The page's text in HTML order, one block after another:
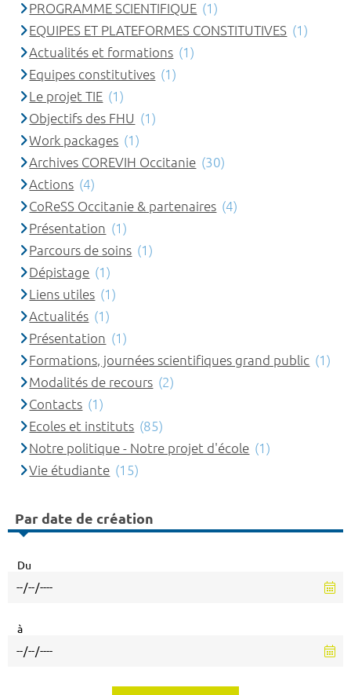
PROGRAMME SCIENTIFIQUE (1)
EQUIPES ET PLATEFORMES CONSTITUTIVES (1)
Actualités et formations (1)
Equipes constitutives (1)
Le projet TIE (1)
Objectifs des FHU (1)
Work packages (1)
Archives COREVIH Occitanie (30)
Actions (4)
CoReSS Occitanie & partenaires (4)
Présentation (1)
Parcours de soins (1)
Dépistage (1)
Liens utiles (1)
Actualités (1)
Présentation (1)
Formations, journées scientifiques grand public (1)
Modalités de recours (2)
Contacts (1)
Ecoles et instituts (85)
Notre politique - Notre projet d'école (1)
Vie étudiante (15)
Par date de création
Du
à